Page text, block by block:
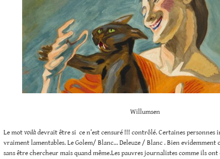
Willumsen
Le motvoilàdevrait être si ce n’est censuré !!! contrôlé. Certaines personnes
vraiment lamentables. Le Golem/ Blanc… Deleuze / Blanc . Bien evidemment
sans être chercheur mais quand même.Les pauvres journalistes comme ils